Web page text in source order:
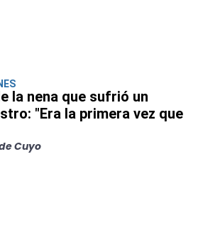
la nena que sufrió un
"Era la primera vez que
Cuyo